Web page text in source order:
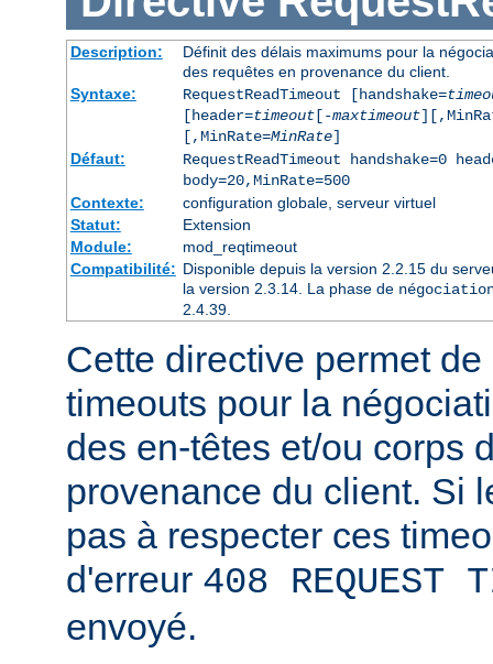
Description:
Définit des délais maximums pour la
des requêtes en provenance du client.
Syntaxe:
RequestReadTimeout [handshake=
[header=timeout[-maxtimeout
[,MinRate=MinRate]
Défaut:
RequestReadTimeout handshake=0
body=20,MinRate=500
Contexte:
configuration globale, serveur virtuel
Statut:
Extension
Module:
mod_reqtimeout
Compatibilité: Disponible depuis la version 2.2.15 du
la version 2.3.14. La phase de
2.4.39.
Cette directive permet
timeouts pour la
des en-têtes et/ou corps
provenance du client. Si
pas à respecter ces
d'erreur 408 REQUEST
envoyé.